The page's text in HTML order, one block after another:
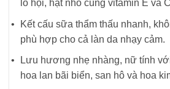
lô hội, hạt nho cùng vitamin E và
Kết cấu sữa thẩm thấu nhanh,
phù hợp cho cả làn da nhạy cảm.
Lưu hương nhẹ nhàng, nữ tính
hoa lan bãi biển, san hô và hoa